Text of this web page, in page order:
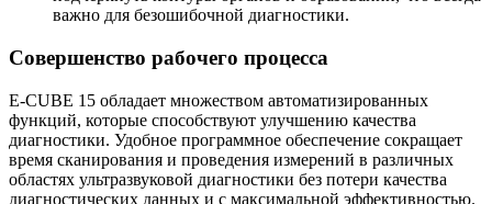
важно для безошибочной диагностики.
Совершенство рабочего процесса
E-CUBE 15 обладает множеством автоматизированных
функций, которые способствуют улучшению качества
диагностики. Удобное программное обеспечение сокращает
время сканирования и проведения измерений в различных
областях ультразвуковой диагностики без потери качества
диагностических данных и с максимальной эффективностью.